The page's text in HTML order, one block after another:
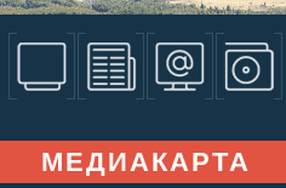
МЕДИАКАРТА